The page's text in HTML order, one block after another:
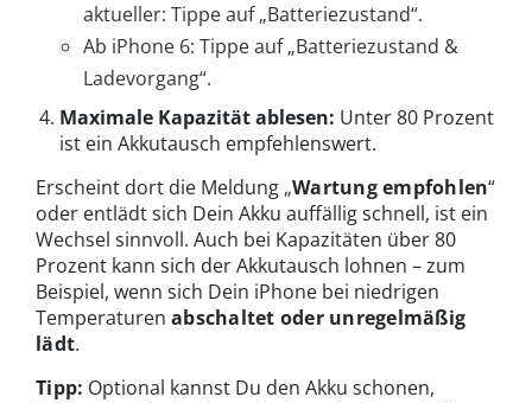
aktueller: Tippe auf „Batteriezustand“.
Ab iPhone 6: Tippe auf „Batteriezustand &
Ladevorgang“.
Maximale Kapazität ablesen: Unter 80 Prozent
ist ein Akkutausch empfehlenswert.
Erscheint dort die Meldung „Wartung empfohlen“
oder entlädt sich Dein Akku auffällig schnell, ist ein
Wechsel sinnvoll. Auch bei Kapazitäten über 80
Prozent kann sich der Akkutausch lohnen – zum
Beispiel, wenn sich Dein iPhone bei niedrigen
Temperaturen abschaltet oder unregelmäßig
lädt.
Tipp: Optional kannst Du den Akku schonen,